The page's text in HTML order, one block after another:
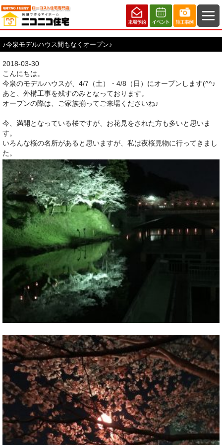
♪今泉モデルハウス間もなくオープン♪
2018-03-30
こんにちは。
今泉のモデルハウスが、4/7（土）・4/8（日）にオープンします(^^♪
あと、外構工事を残すのみとなっております。
オープンの際は、ご家族揃ってご来場くださいね♪
今、満開となっている桜ですが、お花見をされた方も多いと思いま
す。
いろんな桜の名所があると思いますが、私は夜桜見物に行ってきまし
た。